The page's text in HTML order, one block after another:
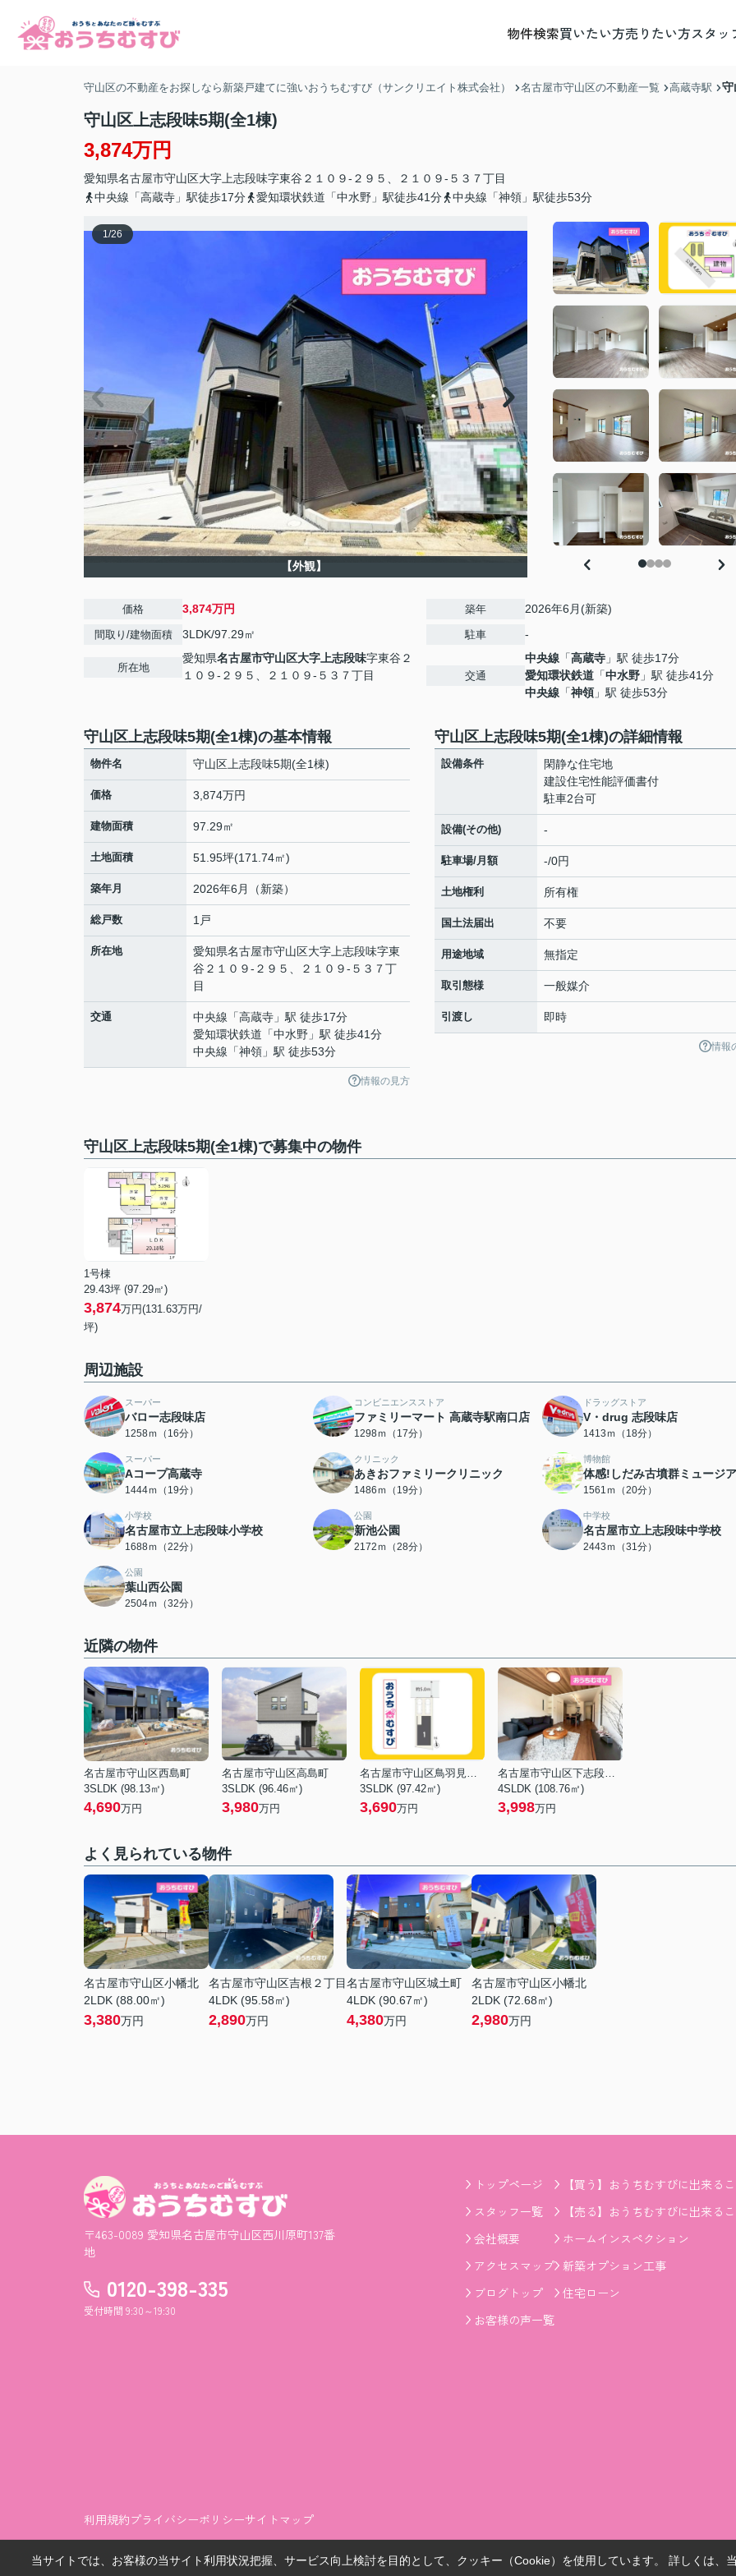
物件検索買いたい方売りたい方スタッ
守山区の不動産をお探しなら新築戸建てに強いおうちむすび（サンクリエイト株式会社） 名古屋市守山区の不動産一覧 高蔵寺駅 守
守山区上志段味5期(全1棟)
3,874万円
愛知県名古屋市守山区大字上志段味字東谷２１０９-２９５、２１０９-５３７丁目
中央線「高蔵寺」駅徒歩17分
愛知環状鉄道「中水野」駅徒歩41分 中央線「神領」駅徒歩53分
1/26
【外観】
価格 3,874万円
間取り/建物面積 3LDK/97.29㎡
所在地
愛知県名古屋市守山区大字上志段味字東谷２
１０９-２９５、２１０９-５３７丁目
築年 2026年6月(新築)
駐車 -
交通
中央線 「高蔵寺 」駅 徒歩17分
愛知環状鉄道 「中水野 」駅 徒歩41分
中央線 「神領」駅 徒歩53分
守山区上志段味5期(全1棟)の基本情報
物件名 守山区上志段味5期(全1棟)
価格 3,874万円
建物面積 97.29㎡
土地面積 51.95坪(171.74㎡)
築年月 2026年6月（新築）
総戸数 1戸
所在地 愛知県名古屋市守山区大字上志段味字東
谷２１０９-２９５、２１０９-５３７丁
目
交通 中央線 「高蔵寺 」駅 徒歩17分
愛知環状鉄道 「中水野 」駅 徒歩41分
中央線 「神領 」駅 徒歩53分
情報の見方
守山区上志段味5期(全1棟)の詳細情報
設備条件
閑静な住宅地
建設住宅性能評価書付
駐車2台可
設備(その他) -
駐車場/月額 -/0円
土地権利 所有権
国土法届出 不要
用途地域 無指定
取引態様 一般媒介
引渡し 即時
情報
守山区上志段味5期(全1棟)で募集中の物件
1号棟
29.43坪 (97.29㎡)
3,874万円(131.63万円/
坪)
周辺施設
スーパー
バロー志段味店
1258ｍ（16分）
コンビニエンスストア
ファミリーマート 高蔵寺駅南口店
1298ｍ（17分）
ドラッグストア
V・drug 志段味店
1413ｍ（18分）
スーパー
Aコープ高蔵寺
1444ｍ（19分）
クリニック
あきおファミリークリニック
1486ｍ（19分）
博物館
体感!しだみ古墳群ミュージ
1561ｍ（20分）
小学校
名古屋市立上志段味小学校
1688ｍ（22分）
公園
新池公園
2172ｍ（28分）
中学校
名古屋市立上志段味中学校
2443ｍ（31分）
公園
葉山西公園
2504ｍ（32分）
近隣の物件
名古屋市守山区西島町
3SLDK (98.13㎡)
4,690万円
名古屋市守山区高島町
3SLDK (96.46㎡)
3,980万円
名古屋市守山区鳥羽見２丁目
3SLDK (97.42㎡)
3,690万円
名古屋市守山区下志段味５丁目
4SLDK (108.76㎡)
3,998万円
よく見られている物件
名古屋市守山区小幡北
2LDK (88.00㎡)
3,380万円
名古屋市守山区吉根２丁目
4LDK (95.58㎡)
2,890万円
名古屋市守山区城土町
4LDK (90.67㎡)
4,380万円
名古屋市守山区小幡北
2LDK (72.68㎡)
2,980万円
〒463-0089 愛知県名古屋市守山区西川原町137番
地
0120-398-335
受付時間 9:30～19:30
トップページ
スタッフ一覧
会社概要
アクセスマップ
ブログトップ
お客様の声一覧
【買う】おうちむすびに出来る
【売る】おうちむすびに出来る
ホームインスペクション
新築オプション工事
住宅ローン
利用規約プライバシーポリシーサイトマップ
当サイトでは、お客様の当サイト利用状況把握、サービス向上検討を目的として、クッキー（Cookie）を使用しています。 詳しくは、